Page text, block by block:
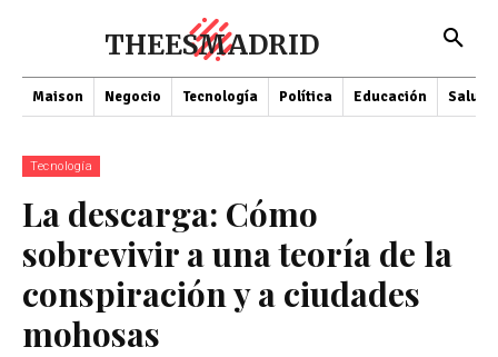
THEESMADRID
Maison Negocio Tecnología Política Educación Salud
Tecnología
La descarga: Cómo
sobrevivir a una teoría de la
conspiración y a ciudades
mohosas